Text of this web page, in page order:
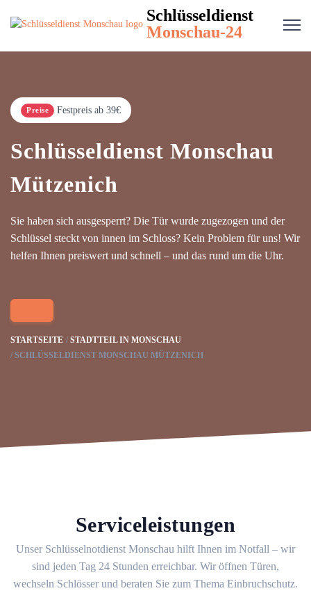
Schlüsseldienst
Monschau-24
Preise Festpreis ab 39€
Schlüsseldienst Monschau
Mützenich
Sie haben sich ausgesperrt? Die Tür wurde zugezogen und der
Schlüssel steckt von innen im Schloss? Kein Problem für uns! Wir
helfen Ihnen preiswert und schnell – und das rund um die Uhr.
STARTSEITE
STADTTEIL IN MONSCHAU
SCHLÜSSELDIENST MONSCHAU MÜTZENICH
Serviceleistungen
Unser Schlüsselnotdienst Monschau hilft Ihnen im Notfall – wir
sind jeden Tag 24 Stunden erreichbar. Wir öffnen Türen,
wechseln Schlösser und beraten Sie zum Thema Einbruchschutz.